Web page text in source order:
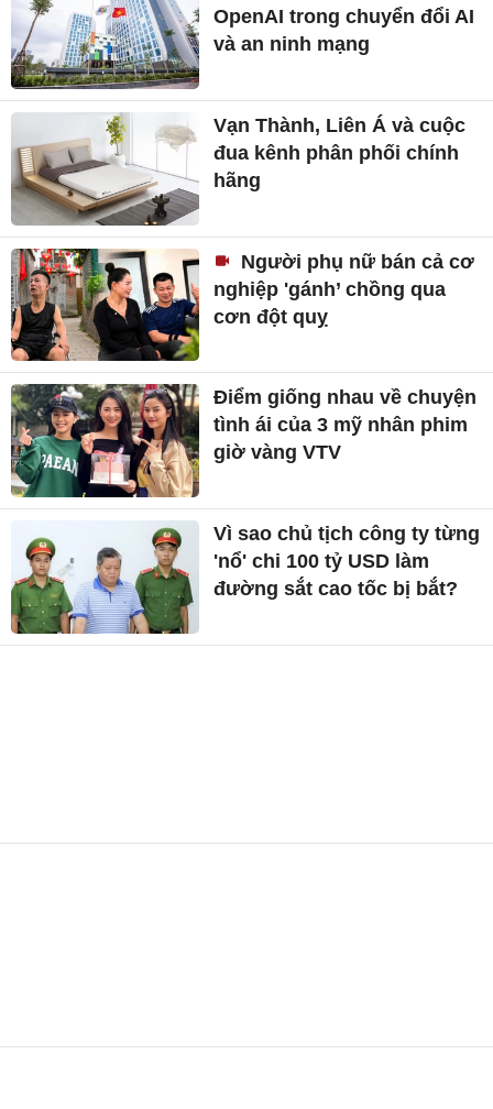
OpenAI trong chuyển đổi AI
và an ninh mạng
Vạn Thành, Liên Á và cuộc
đua kênh phân phối chính
hãng
Người phụ nữ bán cả cơ
nghiệp 'gánh’ chồng qua
cơn đột quỵ
Điểm giống nhau về chuyện
tình ái của 3 mỹ nhân phim
giờ vàng VTV
Vì sao chủ tịch công ty từng
'nổ' chi 100 tỷ USD làm
đường sắt cao tốc bị bắt?